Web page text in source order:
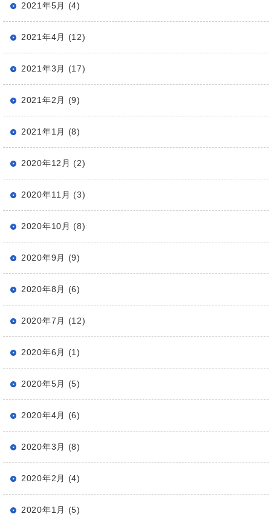
2021年5月 (4)
2021年4月 (12)
2021年3月 (17)
2021年2月 (9)
2021年1月 (8)
2020年12月 (2)
2020年11月 (3)
2020年10月 (8)
2020年9月 (9)
2020年8月 (6)
2020年7月 (12)
2020年6月 (1)
2020年5月 (5)
2020年4月 (6)
2020年3月 (8)
2020年2月 (4)
2020年1月 (5)